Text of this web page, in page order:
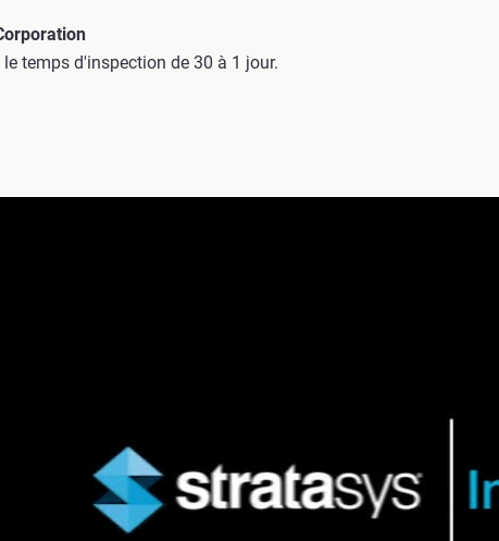
le temps d'inspection de 30 à 1 jour.